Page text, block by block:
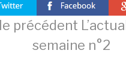
précédent
semaine n°2